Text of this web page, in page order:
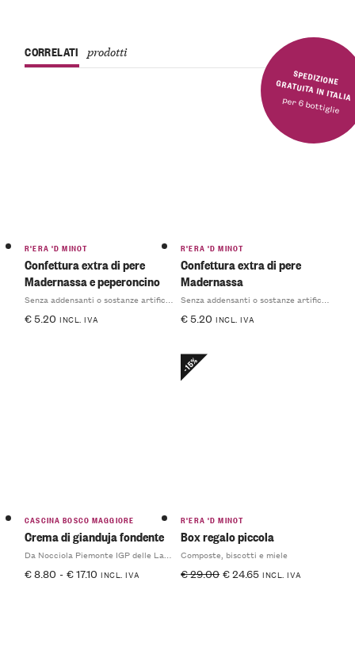
SPEDIZIONE GRATUITA IN ITALIA
per 6 bottiglie
CORRELATI prodotti
R'ERA 'D MINOT
Confettura extra di pere
Madernassa e peperoncino
Senza addensanti o sostanze artificiali
€5.20 INCL. IVA
R'ERA 'D MINOT
Confettura extra di pere
Madernassa
Senza addensanti o sostanze artificiali
€5.20 INCL. IVA
CASCINA BOSCO MAGGIORE
Crema di gianduja fondente
Da Nocciola Piemonte IGP delle Langhe
€8.80 - €17.10 INCL. IVA
-15%
R'ERA 'D MINOT
Box regalo piccola
Composte, biscotti e miele
€29.00 €24.65 INCL. IVA